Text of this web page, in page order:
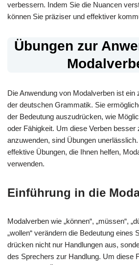
verbessern. Indem Sie die Nuancen
können Sie präziser und effektiver
Übungen zur
Die Anwendung von Modalverben ist ein
der deutschen Grammatik. Sie
der Bedeutung auszudrücken, wie
oder Fähigkeit. Um diese Verben besser
anzuwenden, sind Übungen
effektive Übungen, die Ihnen helfen,
verwenden.
Einführung in die
Modalverben wie „können“, „müssen“,
„wollen“ verändern die Bedeutung eines
drücken nicht nur Handlungen aus,
des Sprechers zur Handlung. Um diese